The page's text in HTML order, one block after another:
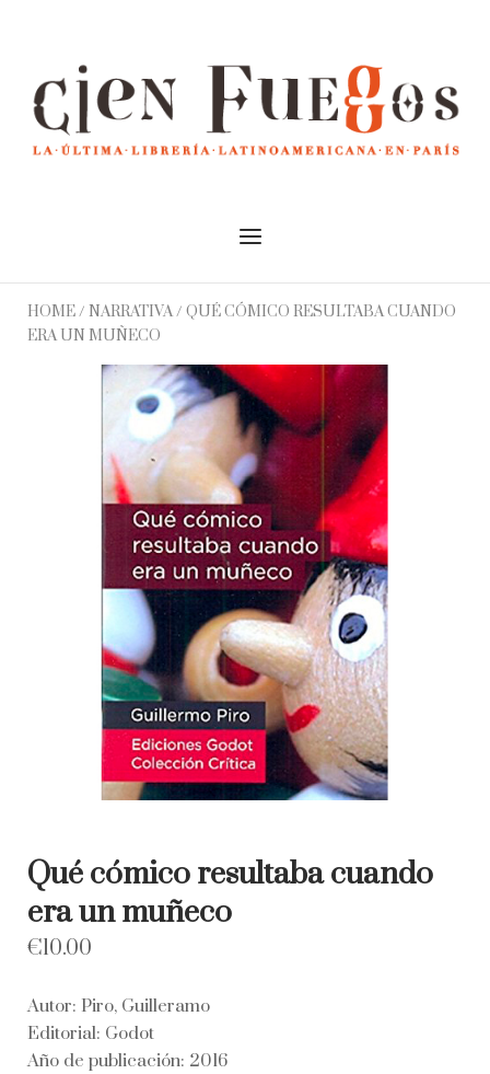
Menu
HOME/ NARRATIVA/ QUÉ CÓMICO RESULTABA CUANDO
ERA UN MUÑECO
Qué cómico resultaba cuando
era un muñeco
€10.00
Autor: Piro, Guilleramo
Editorial: Godot
Año de publicación: 2016